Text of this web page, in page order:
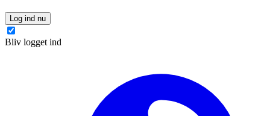
Log ind nu
Bliv logget ind